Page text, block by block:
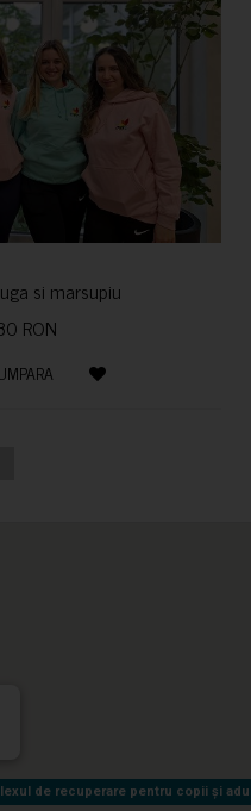
si marsupiu
RON
de recuperare pentru copii și
de recuperare pentru copii și